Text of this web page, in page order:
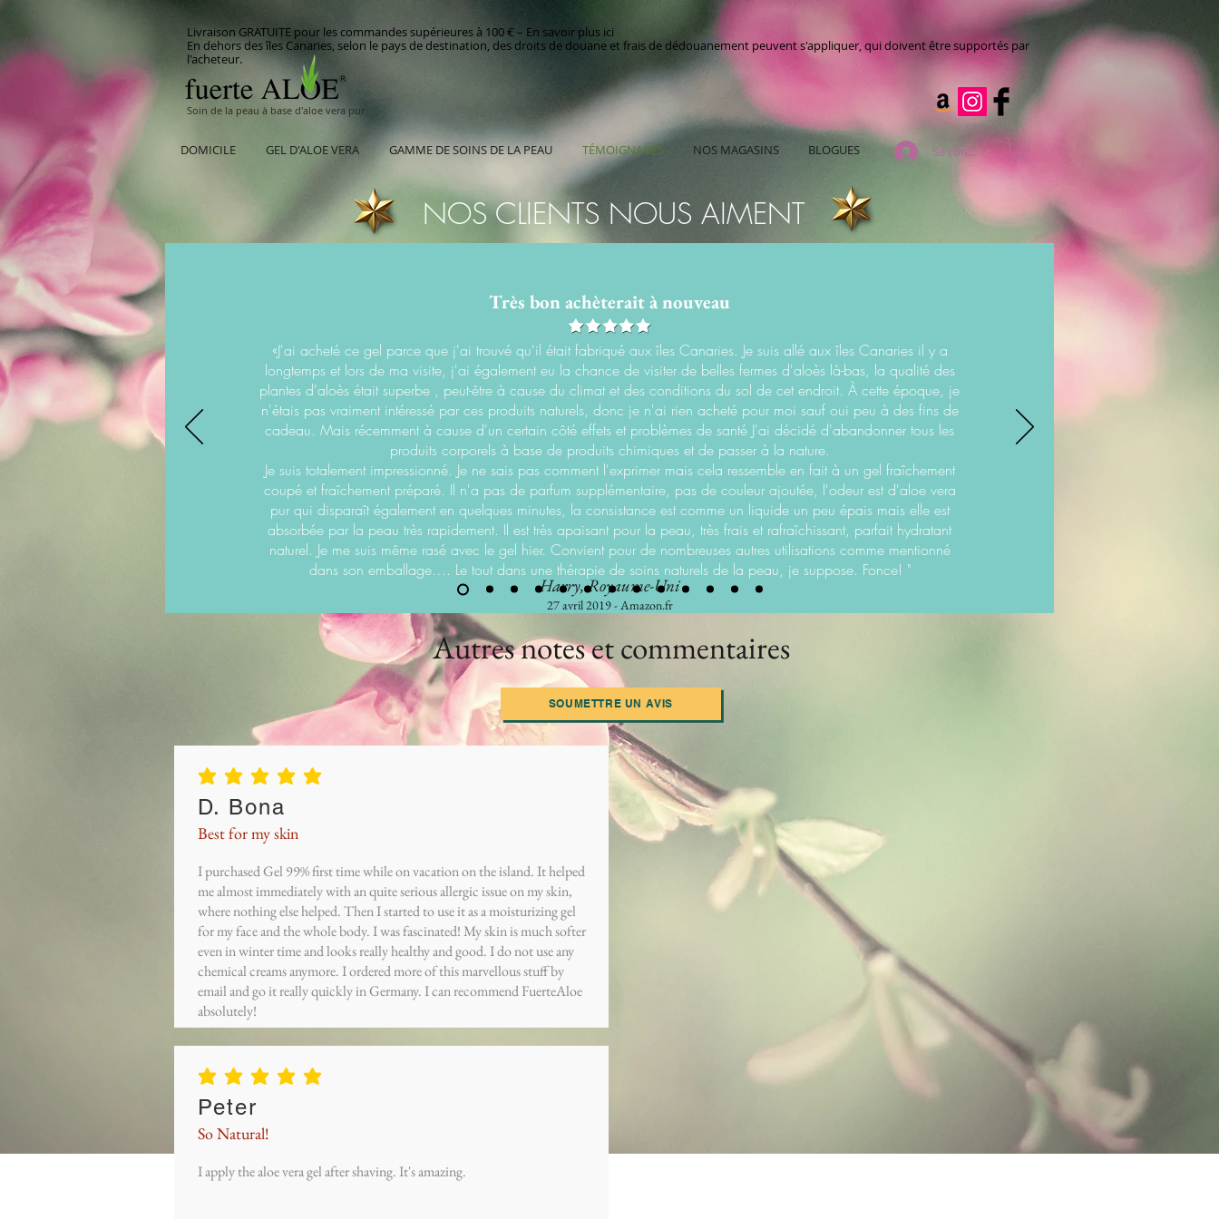
Livraison GRATUITE pour les commandes supérieures à 100 € – En savoir plus ici
En dehors des îles Canaries, selon le pays de destination, des droits de douane et frais de dédouanement peuvent s'appliquer, qui doivent être supportés par
l'acheteur.
Soin de la peau à base d'aloe vera pur
DOMICILE GEL D'ALOE VERA GAMME DE SOINS DE LA PEAU TÉMOIGNAGES NOS MAGASINS BLOGUES Se connecter
NOS CLIENTS NOUS AIMENT
Très bon achèterait à nouveau
Harry, Royaume-Uni
27 avril 2019 - Amazon.fr
«J'ai acheté ce gel parce que j'ai trouvé qu'il était fabriqué aux îles Canaries. Je suis allé aux îles Canaries il y a
longtemps et lors de ma visite, j'ai également eu la chance de visiter de belles fermes d'aloès là-bas, la qualité des
plantes d'aloès était superbe , peut-être à cause du climat et des conditions du sol de cet endroit. À cette époque, je
n'étais pas vraiment intéressé par ces produits naturels, donc je n'ai rien acheté pour moi sauf oui peu à des fins de
cadeau. Mais récemment à cause d'un certain côté effets et problèmes de santé J'ai décidé d'abandonner tous les
produits corporels à base de produits chimiques et de passer à la nature.
Je suis totalement impressionné. Je ne sais pas comment l'exprimer mais cela ressemble en fait à un gel fraîchement
coupé et fraîchement préparé. Il n'a pas de parfum supplémentaire, pas de couleur ajoutée, l'odeur est d'aloe vera
pur qui disparaît également en quelques minutes, la consistance est comme un liquide un peu épais mais elle est
absorbée par la peau très rapidement. Il est très apaisant pour la peau, très frais et rafraîchissant, parfait hydratant
naturel. Je me suis même rasé avec le gel hier. Convient pour de nombreuses autres utilisations comme mentionné
dans son emballage…. Le tout dans une thérapie de soins naturels de la peau, je suppose. Fonce! "
Autres notes et commentaires
SOUMETTRE UN AVIS
la note moyenne est 5 sur 5
D. Bona
Best for my skin
I purchased Gel 99% first time while on vacation on the island. It helped
me almost immediately with an quite serious allergic issue on my skin,
where nothing else helped. Then I started to use it as a moisturizing gel
for my face and the whole body. I was fascinated! My skin is much softer
even in winter time and looks really healthy and good. I do not use any
chemical creams anymore. I ordered more of this marvellous stuff by
email and go it really quickly in Germany. I can recommend FuerteAloe
absolutely!
la note moyenne est 5 sur 5
Peter
So Natural!
I apply the aloe vera gel after shaving. It's amazing.